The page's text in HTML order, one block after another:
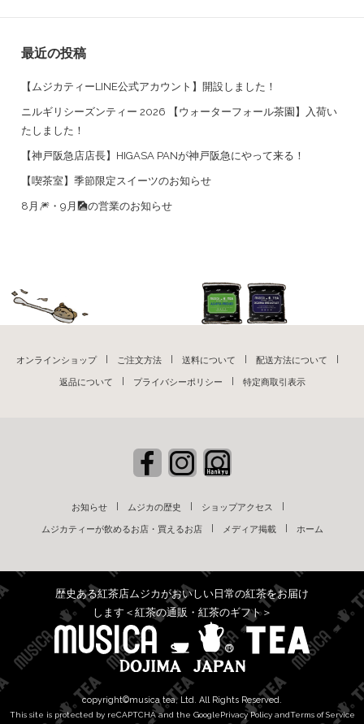
最近の投稿
【ムジカティーLINE公式アカウント】開設しました！
ニルギリシーズンティー 2026 【ウォーターフォール茶園】入荷い
たしました！
【神戸阪急店店長】HIGASA PANが神戸阪急にやって来る！
【喫茶室】季節限定スイーツのお知らせ
8月🎆・9月🎑の営業のお知らせ
オンラインショップ ご注文方法 送料について 配送方法について
返品について プライバシーポリシー 特定商取引表示
お知らせ ムジカの歴史 ショップアクセス
ムジカティーが飲めるお店・買えるお店 メディア掲載 ホーム
歴史ある紅茶店ムジカがおいしい日常の紅茶をお届け
します＜紅茶の通販・紅茶のギフト＞
copyright©musica tea, Ltd. All Rights Reserved.
This site is protected by reCAPTCHA and the GooglePrivacy PolicyandTerms of Service